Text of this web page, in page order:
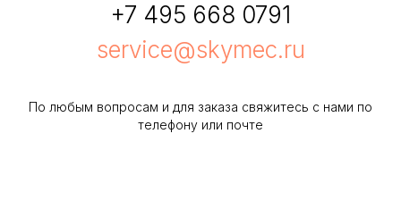
+7 495 668 0791
service@skymec.ru
По любым вопросам и для заказа свяжитесь с нами по
телефону или почте